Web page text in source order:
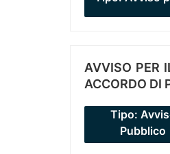
AVVISO PER
ACCORDO DI
Tipo:
Pubblico